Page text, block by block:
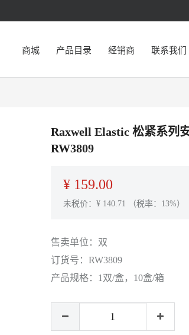
商城 产品目录 经销商 联系我们
Raxwell Elastic 松紧系列
RW3809
¥ 159.00
未税价：¥ 140.71 （税率：13%）
售卖单位： 双
订货号： RW3809
产品规格： 1双/盒，10盒/箱